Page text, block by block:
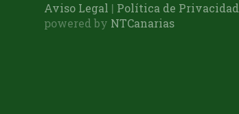
Aviso Legal | Política de Privacidad
powered by NTCanarias